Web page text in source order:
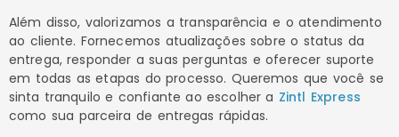
Além disso, valorizamos a transparência e o atendimento
ao cliente. Fornecemos atualizações sobre o status da
entrega, responder a suas perguntas e oferecer suporte
em todas as etapas do processo. Queremos que você se
sinta tranquilo e confiante ao escolher a Zintl Express
como sua parceira de entregas rápidas.